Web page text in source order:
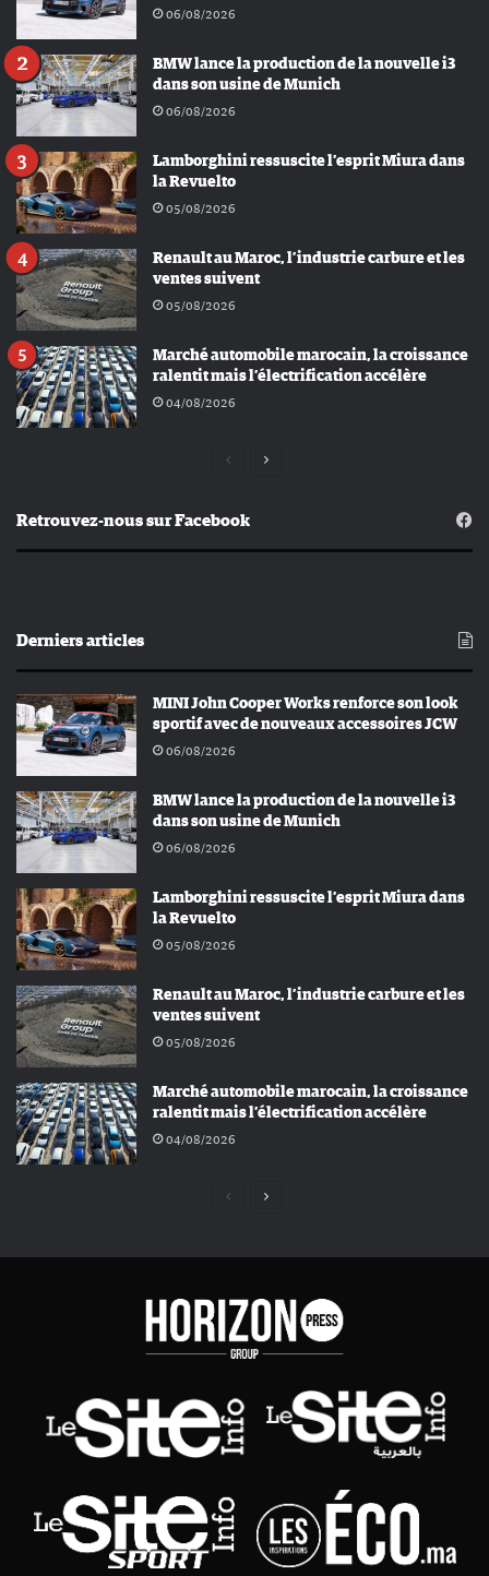
06/08/2026
BMW lance la production de la nouvelle i3
dans son usine de Munich
06/08/2026
Lamborghini ressuscite l’esprit Miura dans
la Revuelto
05/08/2026
Renault au Maroc, l’industrie carbure et les
ventes suivent
05/08/2026
Marché automobile marocain, la croissance
ralentit mais l’électrification accélère
04/08/2026
Page
Page
Retrouvez-nous sur Facebook
Derniers articles
MINI John Cooper Works renforce son look
sportif avec de nouveaux accessoires JCW
06/08/2026
BMW lance la production de la nouvelle i3
dans son usine de Munich
06/08/2026
Lamborghini ressuscite l’esprit Miura dans
la Revuelto
05/08/2026
Renault au Maroc, l’industrie carbure et les
ventes suivent
05/08/2026
Marché automobile marocain, la croissance
ralentit mais l’électrification accélère
04/08/2026
Page
Page